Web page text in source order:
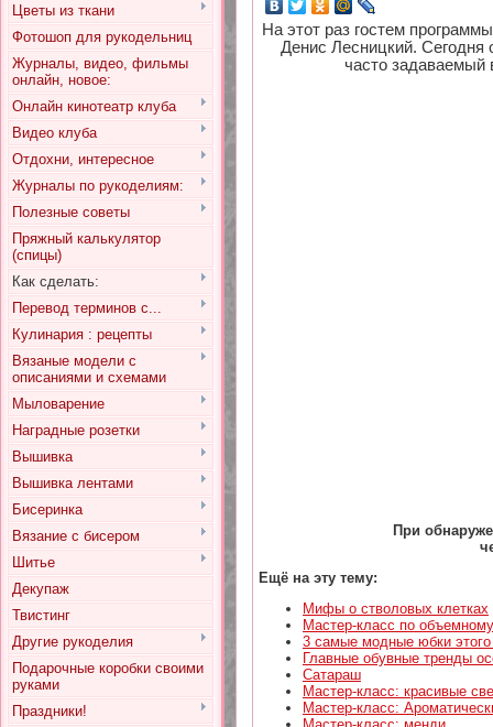
Цветы из ткани
Фотошоп для рукодельниц
Журналы, видео, фильмы
онлайн, новое:
Онлайн кинотеатр клуба
Видео клуба
Отдохни, интересное
Журналы по рукоделиям:
Полезные советы
Пряжный калькулятор
(спицы)
Как сделать:
Перевод терминов с...
Кулинария : рецепты
Вязаные модели с
описаниями и схемами
Мыловарение
Наградные розетки
Вышивка
Вышивка лентами
Бисеринка
Вязание с бисером
Шитье
Декупаж
Твистинг
Другие рукоделия
Подарочные коробки своими
руками
Праздники!
На этот раз гостем
Денис Лесницкий. Сегодня
часто задаваемый
При
Ещё на эту тему:
Мифы о стволовых клетках
Мастер-класс по
3 самые модные юбки этого
Главные обувные тренды
Сатараш
Мастер-класс: красивые
Мастер-класс: